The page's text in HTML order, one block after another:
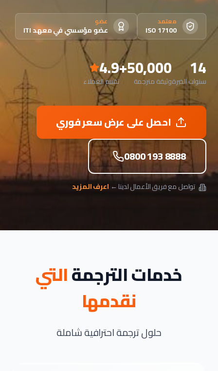
معتمد
ISO 17100
عضو
عضو مؤسسي في معهد ITI
14
سنوات الخبرة50,000+
وثيقة مترجمة 4.9
تقييم العملاء
احصل على عرض سعر فوري
0800 193 8888
تواصل مع فريق الأعمال لدينا ← اعرف المزيد
خدمات الترجمةالتي
نقدمها
حلول ترجمة احترافية شاملة